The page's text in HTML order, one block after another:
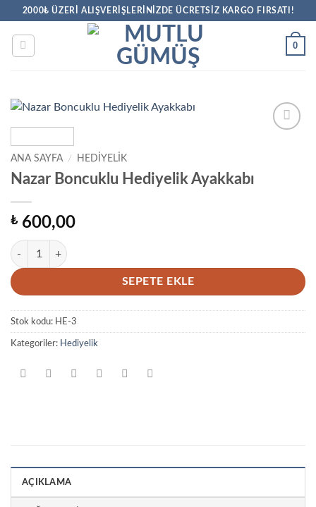
İçeriğe2000₺ ÜZERİ ALIŞVERİŞLERİNİZDE ÜCRETSİZ KARGO FIRSATI!
0
ANA SAYFA / HEDIYELIK
Nazar Boncuklu Hediyelik Ayakkabı
₺600,00
Nazar Boncuklu Hediyelik Ayakkabı adet
SEPETE EKLE
Stok kodu: HE-3
Kategoriler: Hediyelik
AÇIKLAMA